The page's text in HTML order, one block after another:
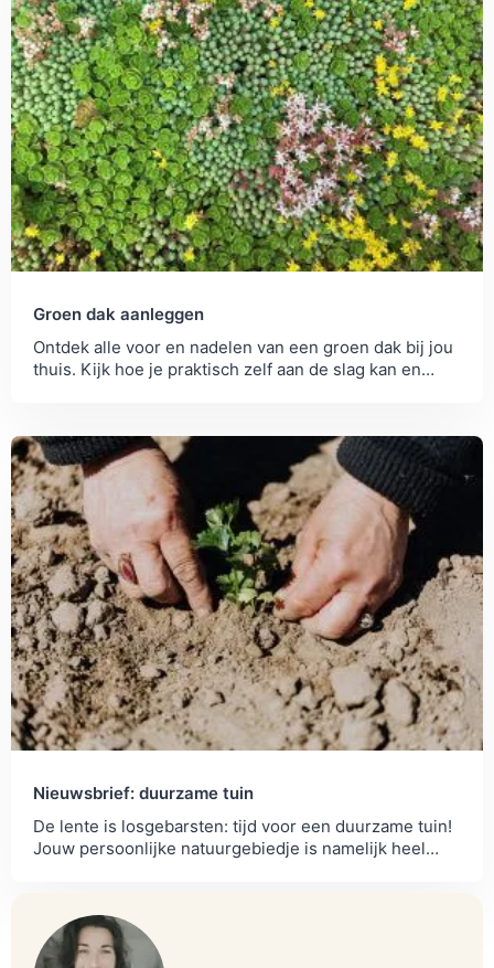
Groen dak aanleggen
Ontdek alle voor en nadelen van een groen dak bij jou
thuis. Kijk hoe je praktisch zelf aan de slag kan en
Nieuwsbrief: duurzame tuin
De lente is losgebarsten: tijd voor een duurzame tuin!
Jouw persoonlijke natuurgebiedje is namelijk heel